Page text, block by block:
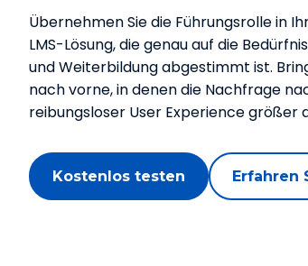
Übernehmen Sie die Führungsrolle in
LMS-Lösung, die genau auf die
und Weiterbildung abgestimmt ist.
nach vorne, in denen die Nachfrage
reibungsloser User Experience größer
Kostenlos testen Erfahren